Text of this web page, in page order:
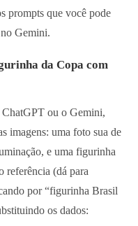
prompts que você pode
Gemini.
da Copa com
ChatGPT ou o Gemini,
imagens: uma foto sua de
e uma figurinha
referência (dá para
por “figurinha Brasil
os dados: